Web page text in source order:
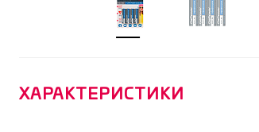
ХАРАКТЕРИСТИКИ